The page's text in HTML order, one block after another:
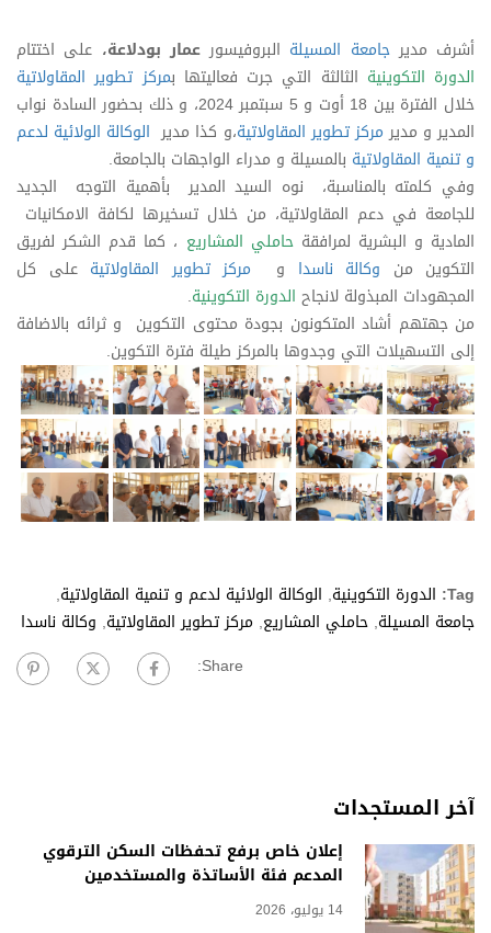
أشرف مديرجامعة المسيلة البروفيسورعمار بودلاعة، على اختتام
الدورة التكوينية الثالثة التي جرت فعاليتها بمركز تطوير المقاولاتية
خلال الفترة بين 18 أوت و 5 سبتمبر 2024، و ذلك بحضور السادة نواب
المدير و مديرمركز تطوير المقاولاتية،و كذا مدير الوكالة الولائية لدعم
و تنمية المقاولاتية بالمسيلة و مدراء الواجهات بالجامعة.
وفي كلمته بالمناسبة، نوه السيد المدير بأهمية التوجه الجديد
للجامعة في دعم المقاولاتية، من خلال تسخيرها لكافة الامكانيات
المادية و البشرية لمرافقةحاملي المشاريع ، كما قدم الشكر لفريق
التكوين من وكالة ناسدا و مركز تطوير المقاولاتية على كل
المجهودات المبذولة لانجاح الدورة التكوينية.
من جهتهم أشاد المتكونون بجودة محتوى التكوين و ثرائه بالاضافة
إلى التسهيلات التي وجدوها بالمركز طيلة فترة التكوين.
Tag: الدورة التكوينية, الوكالة الولائية لدعم و تنمية المقاولاتية,
جامعة المسيلة, حاملي المشاريع, مركز تطوير المقاولاتية, وكالة ناسدا
Share:
آخر المستجدات
إعلان خاص برفع تحفظات السكن الترقوي
المدعم فئة الأساتذة والمستخدمين
14 يوليو، 2026